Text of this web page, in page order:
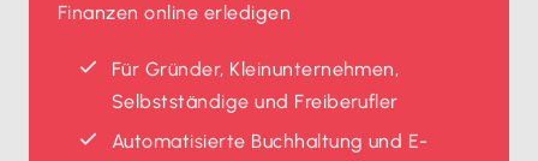
Finanzen online erledigen
Für Gründer, Kleinunternehmen,
Selbstständige und Freiberufler
Automatisierte Buchhaltung und E-